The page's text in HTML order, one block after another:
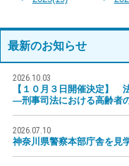
最新のお知らせ
2026.10.03
【１０月３日開催決定】
―刑事司法における高齢者
2026.07.10
神奈川県警察本部庁舎を見